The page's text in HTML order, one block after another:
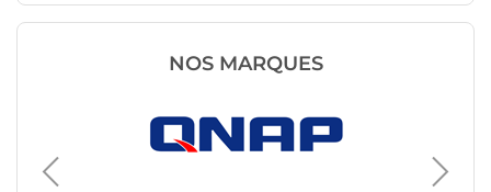
NOS MARQUES
Serveur